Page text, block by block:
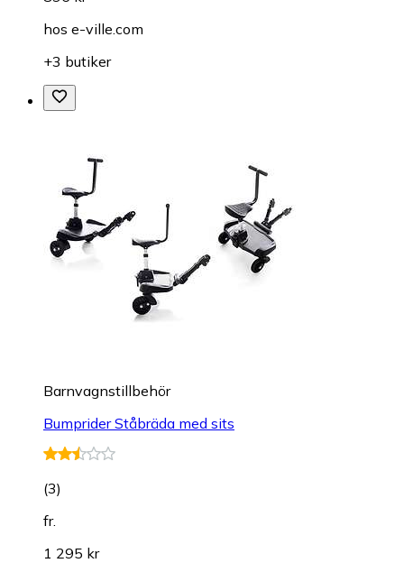
hos e-ville.com
+3 butiker
Barnvagnstillbehör
Bumprider Ståbräda med sits
(3)
fr.
1 295 kr